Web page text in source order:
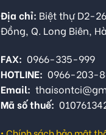
Địa chỉ: Biệt thự D2-
Đồng, Q. Long Biên,
FAX: 0966-335-999
HOTLINE: 0966-203-
Email:
Mã số thuế: